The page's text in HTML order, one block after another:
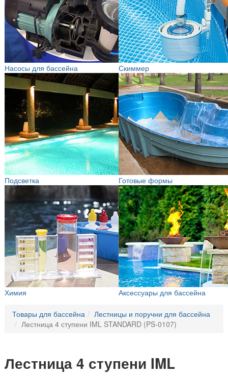
Насосы для бассейна Скиммер
Подсветка Готовые формы
Химия Аксессуары для бассейна
Товары для бассейна
Лестницы и поручни для бассейна
Лестница 4 ступени IML STANDARD (PS-0107)
Лестница 4 ступени IML